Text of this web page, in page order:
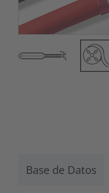
Base de Datos